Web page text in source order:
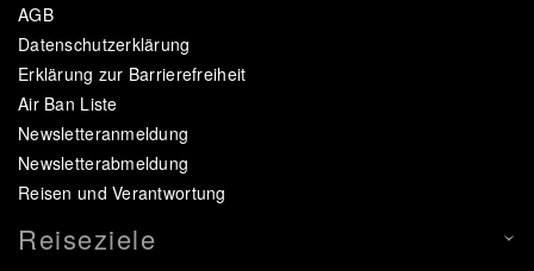
AGB
Datenschutzerklärung
Erklärung zur Barrierefreiheit
Air Ban Liste
Newsletteranmeldung
Newsletterabmeldung
Reisen und Verantwortung
Reiseziele